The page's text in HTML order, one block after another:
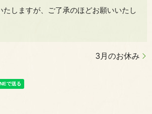
たしますが、ご了承のほどお願いいたし
3月のお休み